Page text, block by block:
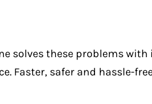
solves these problems
Faster, safer and hassle-